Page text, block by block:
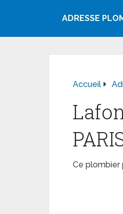
ADRESSE
Accueil
Ce plombier